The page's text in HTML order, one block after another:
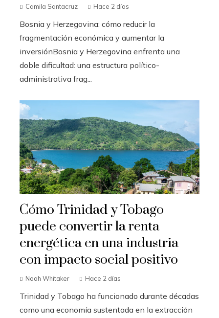
Camila Santacruz Hace 2 días
Bosnia y Herzegovina: cómo reducir la
fragmentación económica y aumentar la
inversiónBosnia y Herzegovina enfrenta una
doble dificultad: una estructura político-
administrativa frag...
Cómo Trinidad y Tobago
puede convertir la renta
energética en una industria
con impacto social positivo
Noah Whitaker Hace 2 días
Trinidad y Tobago ha funcionado durante décadas
como una economía sustentada en la extracción